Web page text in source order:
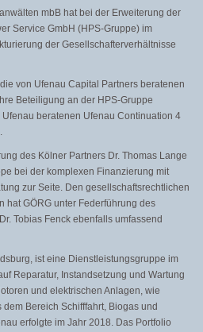
mbB hat bei der Erweiterung der
Service GmbH (HPS-Gruppe) im
der Gesellschafterverhältnisse
von Ufenau Capital Partners beratenen
Beteiligung an der HPS-Gruppe
beratenen Ufenau Continuation 4
des Kölner Partners Dr. Thomas Lange
bei der komplexen Finanzierung mit
zur Seite. Den gesellschaftsrechtlichen
hat GÖRG unter Federführung des
Tobias Fenck ebenfalls umfassend
ist eine Dienstleistungsgruppe im
Reparatur, Instandsetzung und Wartung
und elektrischen Anlagen, wie
Bereich Schifffahrt, Biogas und
erfolgte im Jahr 2018. Das Portfolio